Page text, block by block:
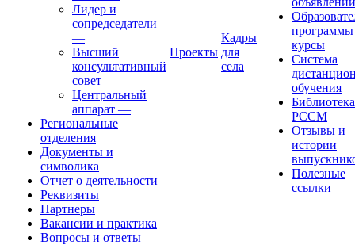
Лидер и
сопредседатели
—
Высший
консультативный
совет —
Центральный
аппарат —
Региональные
отделения
Документы и
символика
Отчет о деятельности
Реквизиты
Партнеры
Вакансии и практика
Вопросы и ответы
Проекты
Кадры
для
села
курсы
Система
обучения
Библиотека
РССМ
Отзывы и
истории
Полезные
ссылки